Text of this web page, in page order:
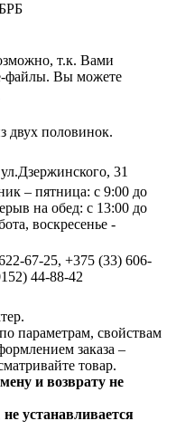
т.к. Вами
файлы. Вы можете
двух половинок.
31
– пятница: с 9:00 до
на обед: с 13:00 до
воскресенье -
67-25, +375 (33) 606-
44-88-42
параметрам, свойствам
заказа –
товар.
и возврату не
не устанавливается